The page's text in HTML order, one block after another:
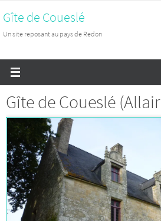
vers
le
Gîte de Coueslé
Un site reposant au pays de Redon
Gîte de Coueslé